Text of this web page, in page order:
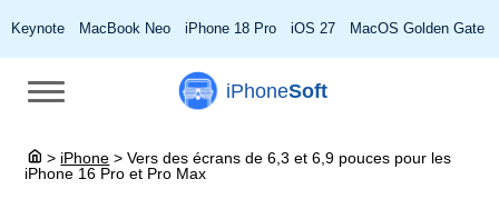
Keynote MacBook Neo iPhone 18 Pro iOS 27 MacOS Golden Gate
iPhoneSoft
> iPhone > Vers des écrans de 6,3 et 6,9 pouces pour les
iPhone 16 Pro et Pro Max